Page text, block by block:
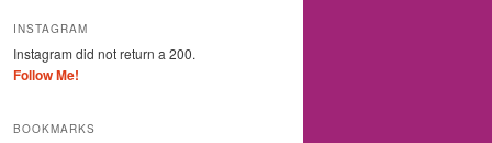
INSTAGRAM
Instagram did not return a 200.
Follow Me!
BOOKMARKS